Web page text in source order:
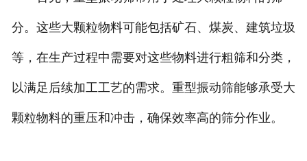
分。这些大颗粒物料可能包括矿石、煤炭、建筑垃圾
等，在生产过程中需要对这些物料进行粗筛和分类，
以满足后续加工工艺的需求。重型振动筛能够承受大
颗粒物料的重压和冲击，确保效率高的筛分作业。